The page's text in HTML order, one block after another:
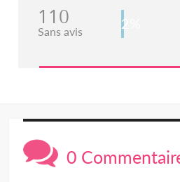
110
Sans avis 2%
0